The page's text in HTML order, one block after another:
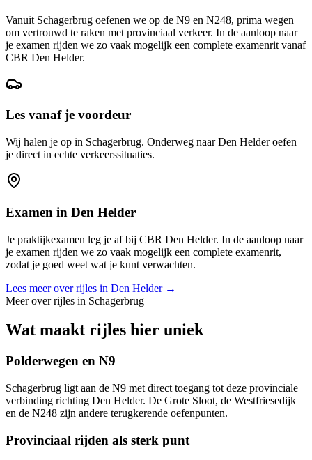
Vanuit Schagerbrug oefenen we op de N9 en N248, prima wegen
om vertrouwd te raken met provinciaal verkeer. In de aanloop naar
je examen rijden we zo vaak mogelijk een complete examenrit vanaf
CBR Den Helder.
Les vanaf je voordeur
Wij halen je op in Schagerbrug. Onderweg naar Den Helder oefen
je direct in echte verkeerssituaties.
Examen in Den Helder
Je praktijkexamen leg je af bij CBR Den Helder. In de aanloop naar
je examen rijden we zo vaak mogelijk een complete examenrit,
zodat je goed weet wat je kunt verwachten.
Lees meer over rijles in Den Helder→
Meer over rijles in Schagerbrug
Wat maakt rijles hier uniek
Polderwegen en N9
Schagerbrug ligt aan de N9 met direct toegang tot deze provinciale
verbinding richting Den Helder. De Grote Sloot, de Westfriesedijk
en de N248 zijn andere terugkerende oefenpunten.
Provinciaal rijden als sterk punt